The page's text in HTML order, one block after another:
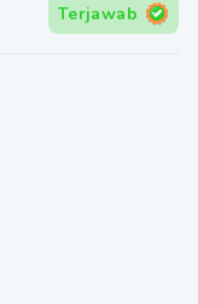
Terjawab